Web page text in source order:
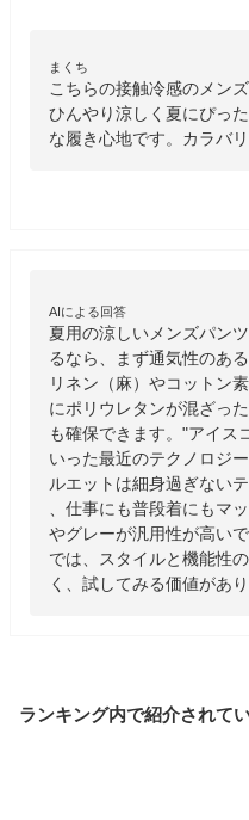
まくち
こちらの接触冷感のメン
ひんやり涼しく夏にぴっ
な履き心地です。カラバ
AIによる回答
夏用の涼しいメンズパン
るなら、まず通気性のあ
リネン（麻）やコットン
にポリウレタンが混ざっ
も確保できます。"アイス
いった最近のテクノロジ
ルエットは細身過ぎない
、仕事にも普段着にもマ
やグレーが汎用性が高い
では、スタイルと機能性
く、試してみる価値があり
ランキング内で紹介されて